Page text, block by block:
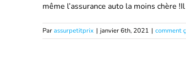
même l’assurance auto la moins chère
Parassurpetitprix | janvier 6th, 2021 | comment